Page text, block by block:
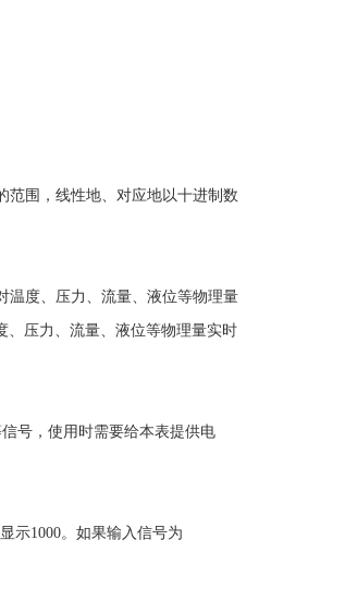
范围，线性地、对应地以十进制数
温度、压力、流量、液位等物理量
、压力、流量、液位等物理量实时
号，使用时需要给本表提供电
示1000。如果输入信号为